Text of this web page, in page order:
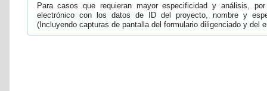
Para casos que requieran mayor especificidad y análisis,
electrónico con los datos de ID del proyecto, nombre y
(Incluyendo capturas de pantalla del formulario diligenciado y del